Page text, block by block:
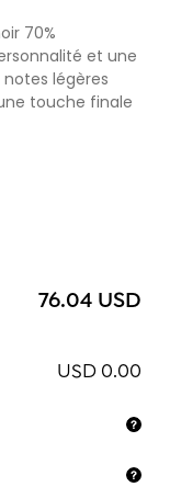
70%
et une
légères
touche finale
76.04 USD
USD 0.00